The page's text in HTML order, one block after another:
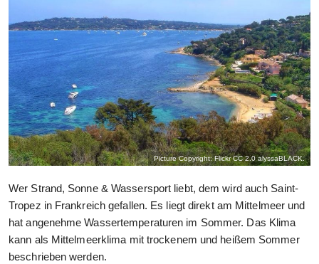
Picture Copyright: Flickr CC 2.0alyssaBLACK.
Wer Strand, Sonne & Wassersport liebt, dem wird auch Saint-
Tropez in Frankreich gefallen. Es liegt direkt am Mittelmeer und
hat angenehme Wassertemperaturen im Sommer. Das Klima
kann als Mittelmeerklima mit trockenem und heißem Sommer
beschrieben werden.